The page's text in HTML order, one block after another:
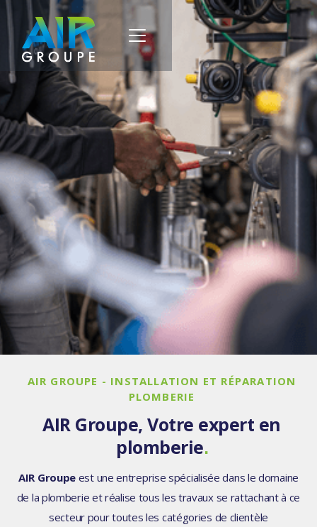
AIR GROUPE - INSTALLATION ET RÉPARATION
PLOMBERIE
AIR Groupe, Votre expert en
plomberie.
AIR Groupe est une entreprise spécialisée dans le domaine
de la plomberie et réalise tous les travaux se rattachant à ce
secteur pour toutes les catégories de clientèle